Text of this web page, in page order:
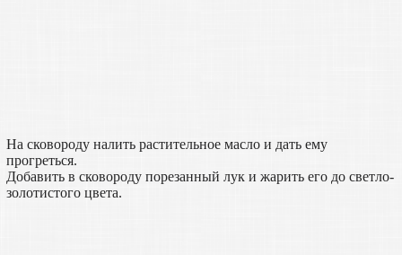
На сковороду налить растительное масло и дать ему
прогреться.
Добавить в сковороду порезанный лук и жарить его до светло-
золотистого цвета.